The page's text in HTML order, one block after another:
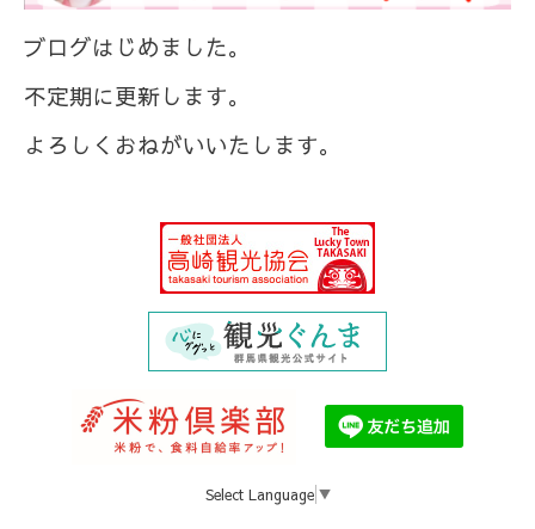
ブログはじめました。
不定期に更新します。
よろしくおねがいいたします。
Select Language ▼